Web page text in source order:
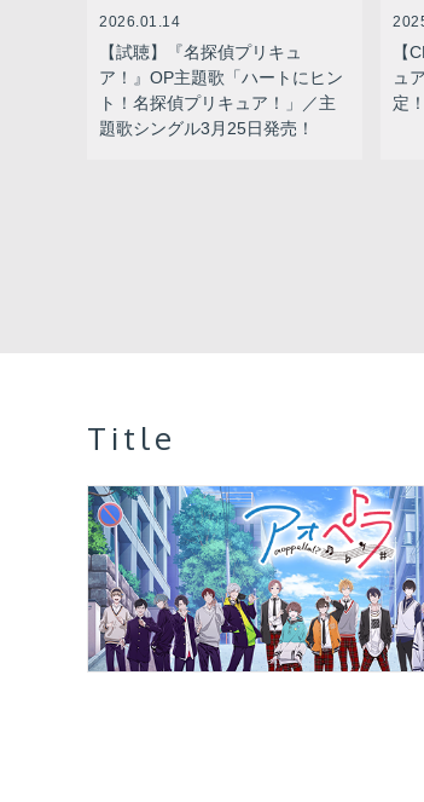
2026.01.14
【試聴】『名探偵プリキュ
ア！』OP主題歌「ハートにヒン
ト！名探偵プリキュア！」／主
題歌シングル3月25日発売！
【
ュ
定
Title